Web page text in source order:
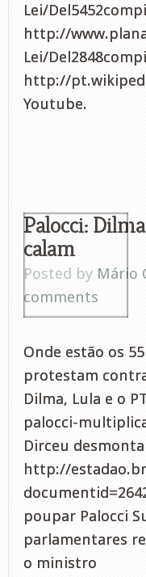
Lei/
http://
Lei/
http://
Youtube.
Palocci:
calam
Posted by Mário
comments
Onde estão os
protestam
Dilma, Lula e o
palocci-
Dirceu
http://
poupar Palocci
parlamentares
o ministro